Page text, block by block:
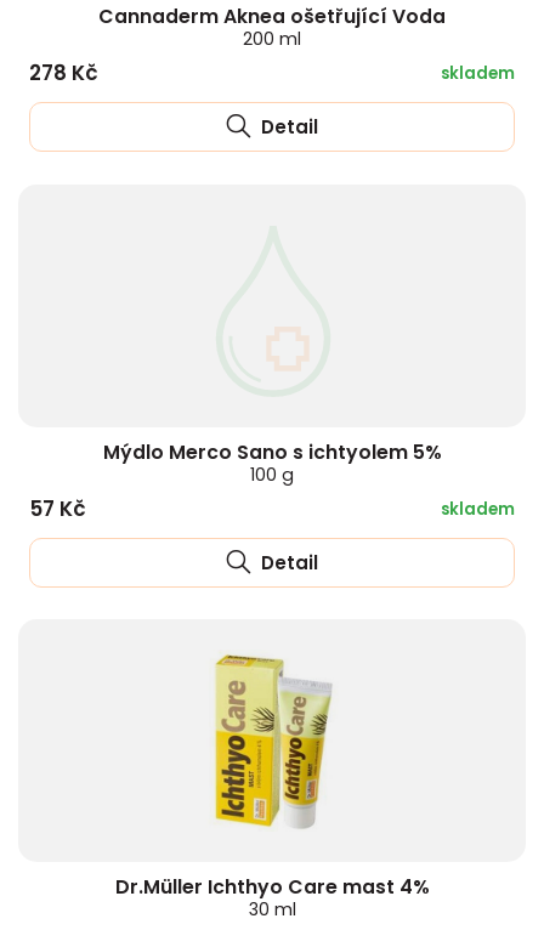
Cannaderm Aknea ošetřující Voda
200 ml
278 Kč skladem
Detail
Mýdlo Merco Sano s ichtyolem 5%
100 g
57 Kč skladem
Detail
Dr.Müller Ichthyo Care mast 4%
30 ml